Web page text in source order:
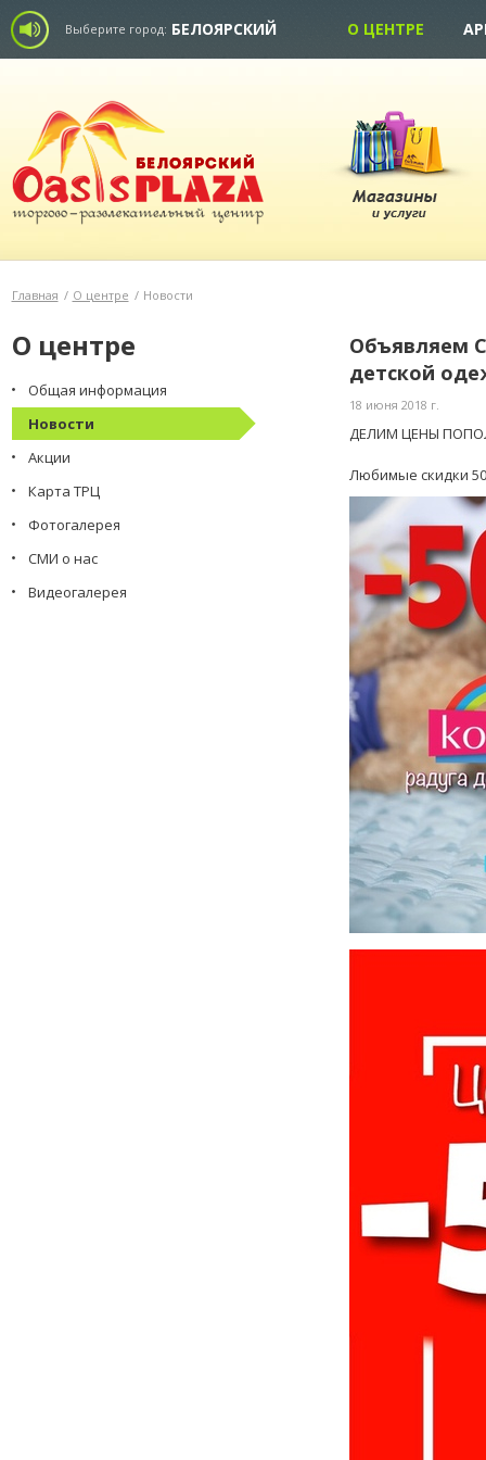
Выберите город: БЕЛОЯРСКИЙ О ЦЕНТРЕ
Главная / О центре / Новости
О центре
Общая информация
Новости
Акции
Карта ТРЦ
Фотогалерея
СМИ о нас
Видеогалерея
Объявляем
детской
18 июня 2018 г.
ДЕЛИМ ЦЕНЫ
Любимые скидки